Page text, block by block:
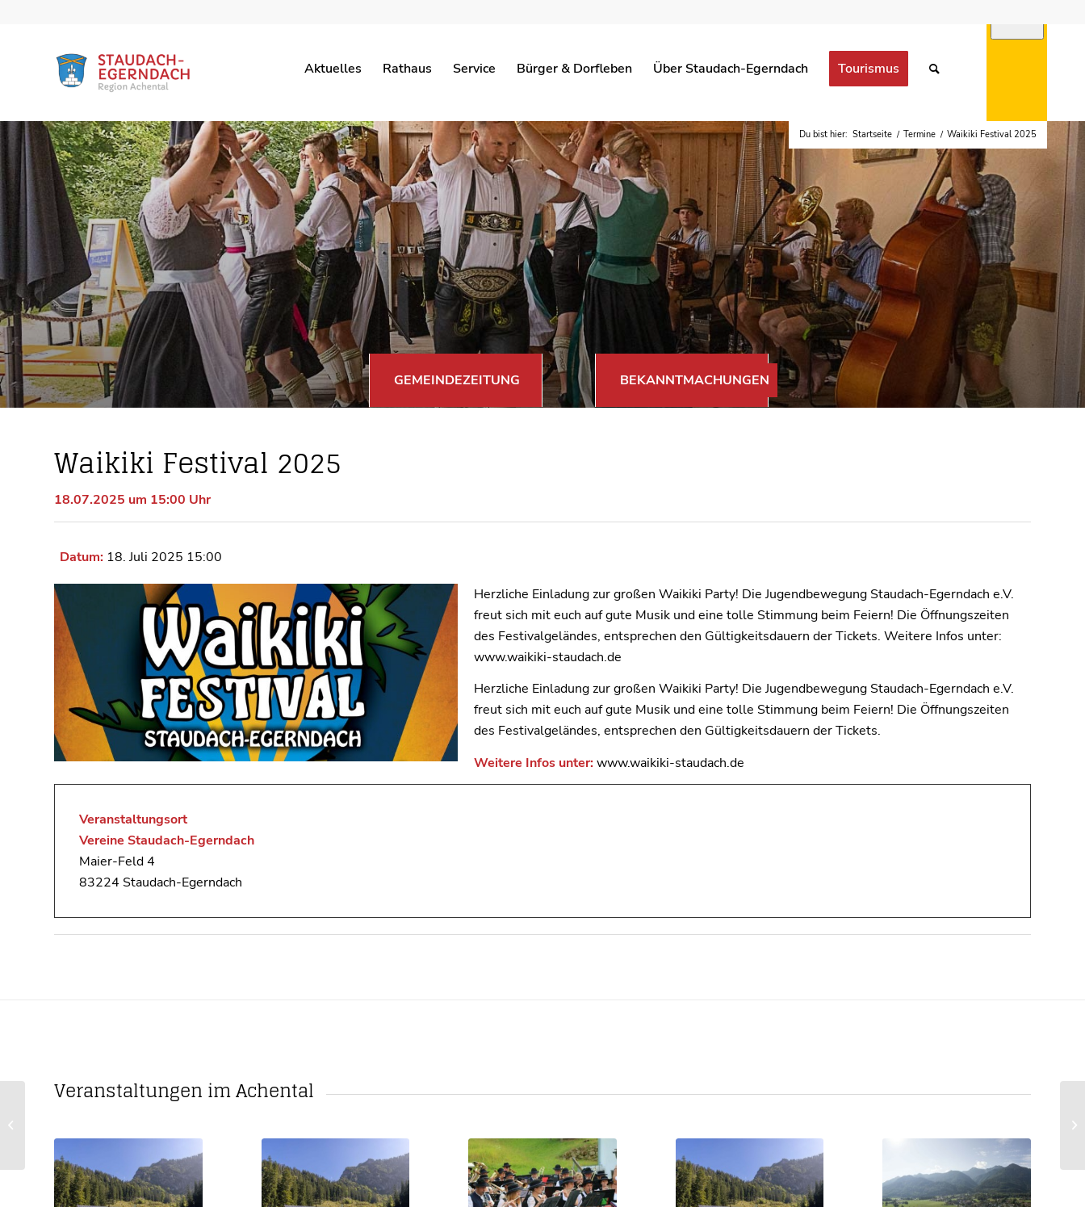
Aktuelles Rathaus Service Bürger & Dorfleben Über Staudach-Egerndach Tourismus
Du bist hier: Startseite / Termine / Waikiki Festival 2025
GEMEINDEZEITUNG BEKANNTMACHUNGEN
Waikiki Festival 2025
18.07.2025 um 15:00 Uhr
Datum: 18. Juli 2025 15:00
Herzliche Einladung zur großen Waikiki Party! Die Jugendbewegung Staudach-Egerndach e.V.
freut sich mit euch auf gute Musik und eine tolle Stimmung beim Feiern! Die Öffnungszeiten
des Festivalgeländes, entsprechen den Gültigkeitsdauern der Tickets. Weitere Infos unter:
www.waikiki-staudach.de
Herzliche Einladung zur großen Waikiki Party! Die Jugendbewegung Staudach-Egerndach e.V.
freut sich mit euch auf gute Musik und eine tolle Stimmung beim Feiern! Die Öffnungszeiten
des Festivalgeländes, entsprechen den Gültigkeitsdauern der Tickets.
Weitere Infos unter:www.waikiki-staudach.de
Veranstaltungsort
Vereine Staudach-Egerndach
Maier-Feld 4
83224 Staudach-Egerndach
Veranstaltungen im Achental